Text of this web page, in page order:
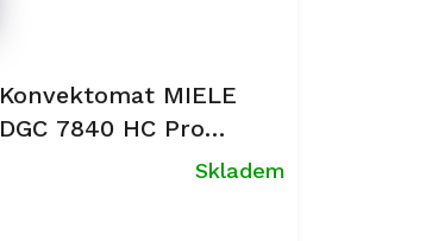
Konvektomat MIELE
DGC 7840 HC Pro
Skladem